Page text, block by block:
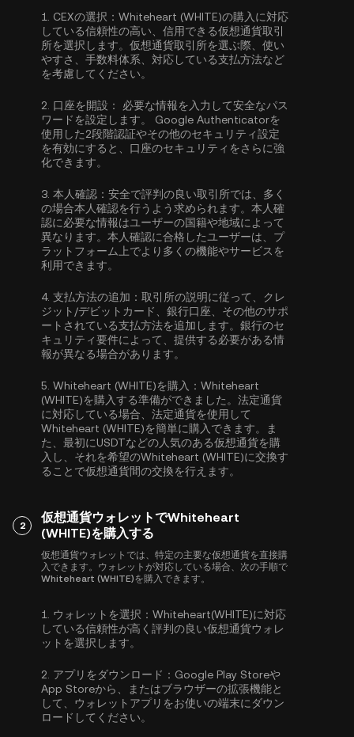
1. CEXの選択： Whiteheart (WHITE)の購入に対応
している信頼性の高い、信用できる仮想通貨取引
所を選択します。仮想通貨取引所を選ぶ際、使い
やすさ、手数料体系、対応している支払方法など
を考慮してください。
2. 口座を開設： 必要な情報を入力して安全なパス
ワードを設定します。 Google Authenticatorを
使用した2段階認証やその他のセキュリティ設定
を有効にすると、口座のセキュリティをさらに強
化できます。
3. 本人確認： 安全で評判の良い取引所では、多く
の場合本人確認を行うよう求められます。本人確
認に必要な情報はユーザーの国籍や地域によって
異なります。本人確認に合格したユーザーは、プ
ラットフォーム上でより多くの機能やサービスを
利用できます。
4. 支払方法の追加： 取引所の説明に従って、クレ
ジット/デビットカード、銀行口座、その他のサポ
ートされている支払方法を追加します。銀行のセ
キュリティ要件によって、提供する必要がある情
報が異なる場合があります。
5. Whiteheart (WHITE)を購入： Whiteheart
(WHITE)を購入する準備ができました。法定通貨
に対応している場合、法定通貨を使用して
Whiteheart (WHITE)を簡単に購入できます。ま
た、最初にUSDTなどの人気のある仮想通貨を購
入し、それを希望のWhiteheart (WHITE)に交換す
ることで仮想通貨間の交換を行えます。
2
仮想通貨ウォレットでWhiteheart
(WHITE)を購入する
仮想通貨ウォレットでは、特定の主要な仮想通貨を直接購
入できます。ウォレットが対応している場合、次の手順で
Whiteheart (WHITE)を購入できます。
1. ウォレットを選択： Whiteheart(WHITE)に対応
している信頼性が高く評判の良い仮想通貨ウォレ
ットを選択します。
2. アプリをダウンロード： Google Play Storeや
App Storeから、またはブラウザーの拡張機能と
して、ウォレットアプリをお使いの端末にダウン
ロードしてください。